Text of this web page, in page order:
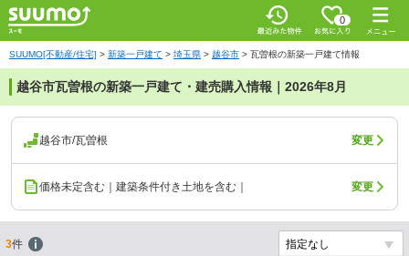
0
SUUMO[不動産/住宅] > 新築一戸建て > 埼玉県 > 越谷市 > 瓦曽根の新築一戸建て情報
越谷市瓦曽根の新築一戸建て・建売購入情報｜2026年8月
越谷市/瓦曽根 変更
価格未定含む｜建築条件付き土地を含む｜ 変更
3件